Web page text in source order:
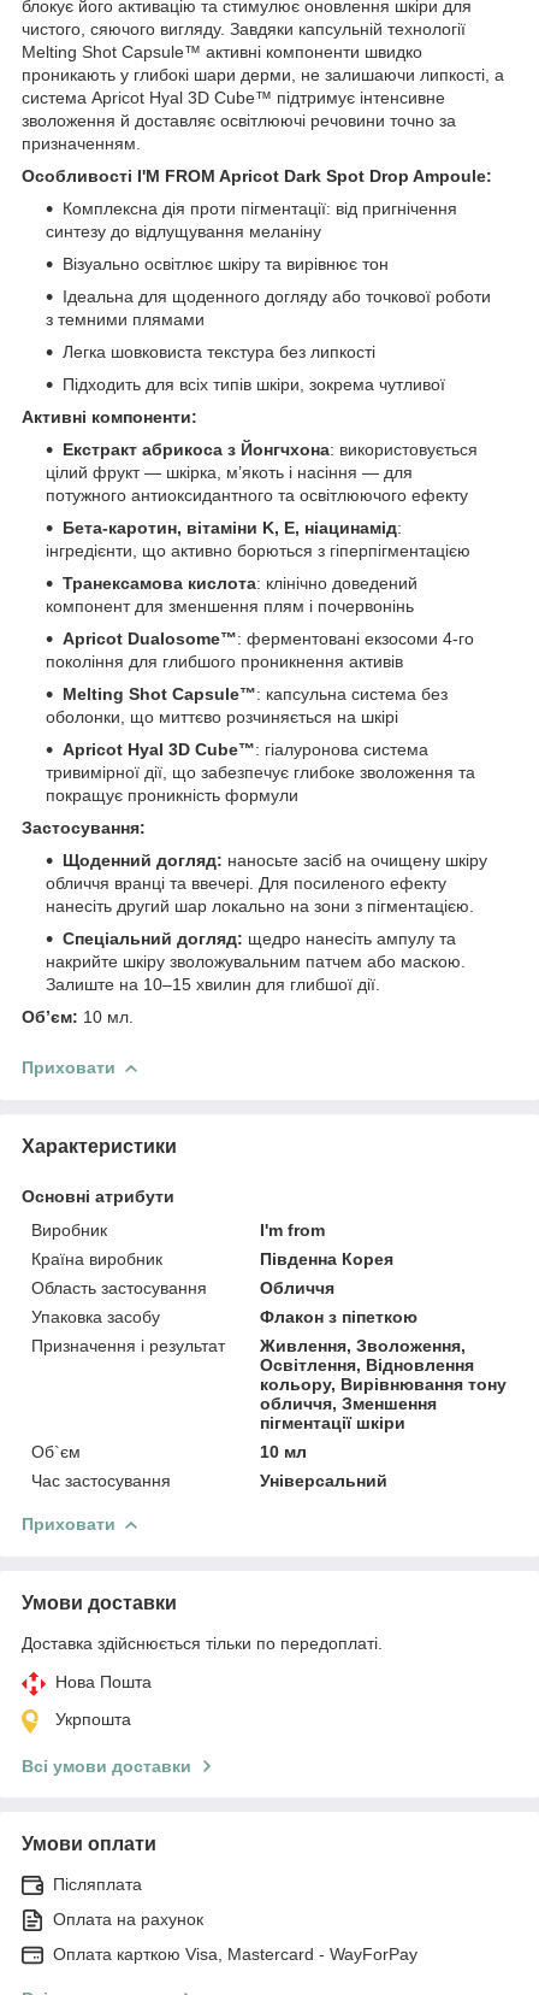
блокує його активацію та стимулює оновлення шкіри для
чистого, сяючого вигляду. Завдяки капсульній технології
Melting Shot Capsule™ активні компоненти швидко
проникають у глибокі шари дерми, не залишаючи липкості, а
система Apricot Hyal 3D Cube™ підтримує інтенсивне
зволоження й доставляє освітлюючі речовини точно за
призначенням.
Особливості I'M FROM Apricot Dark Spot Drop Ampoule:
Комплексна дія проти пігментації: від пригнічення
синтезу до відлущування меланіну
Візуально освітлює шкіру та вирівнює тон
Ідеальна для щоденного догляду або точкової роботи
з темними плямами
Легка шовковиста текстура без липкості
Підходить для всіх типів шкіри, зокрема чутливої
Активні компоненти:
Екстракт абрикоса з Йонгчхона: використовується
цілий фрукт — шкірка, м’якоть і насіння — для
потужного антиоксидантного та освітлюючого ефекту
Бета-каротин, вітаміни K, E, ніацинамід:
інгредієнти, що активно борються з гіперпігментацією
Транексамова кислота: клінічно доведений
компонент для зменшення плям і почервонінь
Apricot Dualosome™: ферментовані екзосоми 4-го
покоління для глибшого проникнення активів
Melting Shot Capsule™: капсульна система без
оболонки, що миттєво розчиняється на шкірі
Apricot Hyal 3D Cube™: гіалуронова система
тривимірної дії, що забезпечує глибоке зволоження та
покращує проникність формули
Застосування:
Щоденний догляд: наносьте засіб на очищену шкіру
обличчя вранці та ввечері. Для посиленого ефекту
нанесіть другий шар локально на зони з пігментацією.
Спеціальний догляд: щедро нанесіть ампулу та
накрийте шкіру зволожувальним патчем або маскою.
Залиште на 10–15 хвилин для глибшої дії.
Об’єм: 10 мл.
Приховати
Характеристики
Основні атрибути
Виробник
I'm from
Країна виробник
Південна Корея
Область застосування
Обличчя
Упаковка засобу
Флакон з піпеткою
Призначення і результат
Живлення, Зволоження,
Освітлення, Відновлення
кольору, Вирівнювання тону
обличчя, Зменшення
пігментації шкіри
Об`єм
10 мл
Час застосування
Універсальний
Приховати
Умови доставки
Доставка здійснюється тільки по передоплаті.
Нова Пошта
Укрпошта
Всі умови доставки
Умови оплати
Післяплата
Оплата на рахунок
Оплата карткою Visa, Mastercard - WayForPay